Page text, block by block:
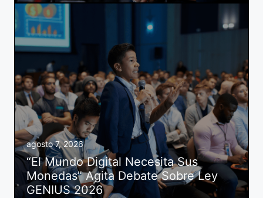
agosto 7, 2026
“El Mundo Digital Necesita Sus
Monedas” Agita Debate Sobre Ley
GENIUS 2026